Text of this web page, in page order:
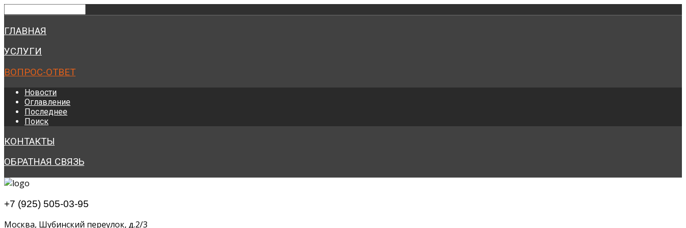
ГЛАВНАЯ
УСЛУГИ
ВОПРОС-ОТВЕТ
Новости
Оглавление
Последнее
Поиск
КОНТАКТЫ
ОБРАТНАЯ СВЯЗЬ
+7 (925) 505-03-95
Москва, Шубинский переулок, д.2/3